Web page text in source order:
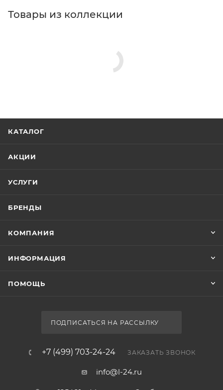
Товары из коллекции
КАТАЛОГ
АКЦИИ
УСЛУГИ
БРЕНДЫ
КОМПАНИЯ
ИНФОРМАЦИЯ
ПОМОЩЬ
ПОДПИСАТЬСЯ НА РАССЫЛКУ
+7 (499) 703-24-24 ЗАКАЗАТЬ ЗВОНОК
info@l-24.ru